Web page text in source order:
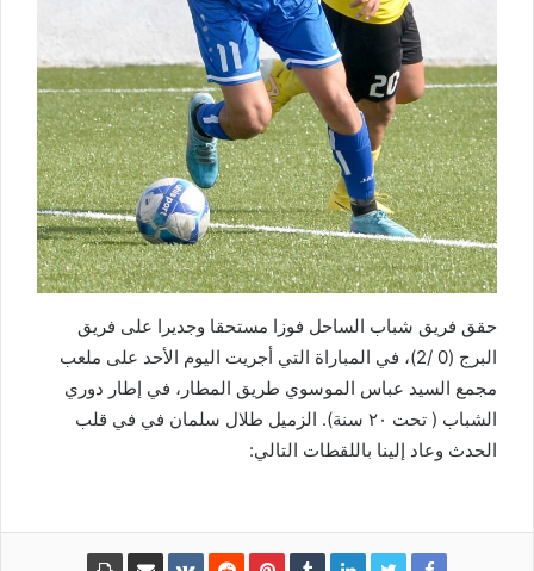
حقق فريق شباب الساحل فوزا مستحقا وجديرا على فريق
البرج (0 /2)، في المباراة التي أجريت اليوم الأحد على ملعب
مجمع السيد عباس الموسوي طريق المطار، في إطار دوري
الشباب ( تحت ٢٠ سنة). الزميل طلال سلمان في في قلب
الحدث وعاد إلينا باللقطات التالي: